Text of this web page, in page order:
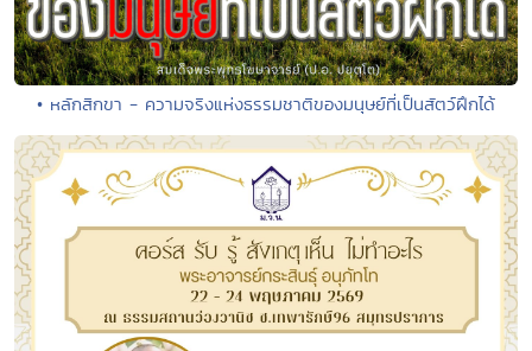
• หลักสิกขา - ความจริงแห่งธรรมชาติของมนุษย์ที่เป็นสัตว์ฝึกได้